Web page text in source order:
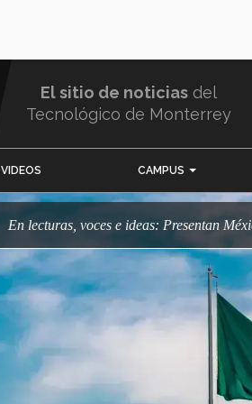
El sitio de noticias del
Tecnológico de Monterrey
VIDEOS CAMPUS
En lecturas, voces e ideas: Presentan